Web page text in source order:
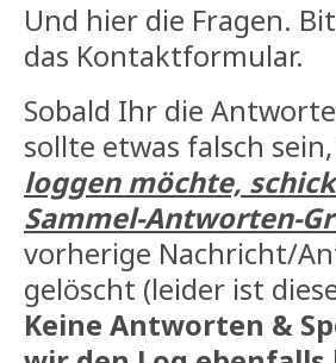
Und hier die Fragen.
das Kontaktformular.
Sobald Ihr die
sollte etwas falsch
loggen möchte,
Sammel-Antworten-
vorherige Nachricht/
gelöscht (leider ist
Keine Antworten &